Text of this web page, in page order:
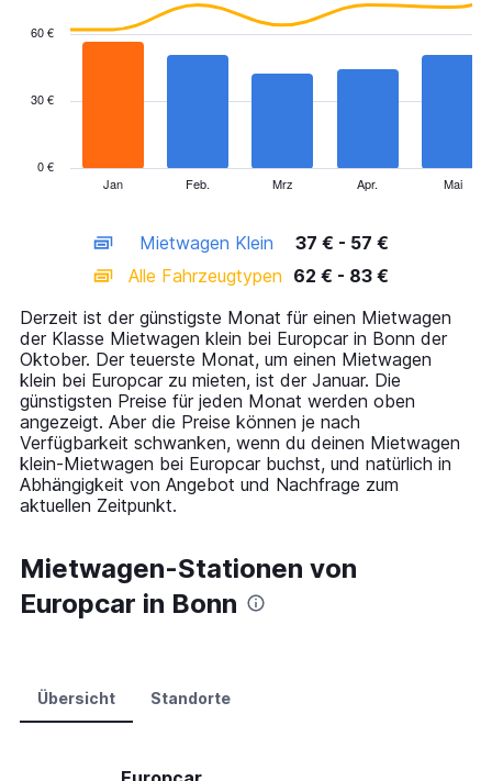
has
displaying
categories.
14
categories.
The
chart
has
1
Y
axis
displaying
values.
Range:
to
90.
Jan Feb. Mrz Apr. Mai
0 €
30 €
60 €
Mietwagen Klein
37 € - 57 €
Alle Fahrzeugtypen 62 € - 83 €
Derzeit ist der günstigste Monat für einen Mietwagen
der Klasse Mietwagen klein bei Europcar in Bonn der
Oktober. Der teuerste Monat, um einen Mietwagen
klein bei Europcar zu mieten, ist der Januar. Die
günstigsten Preise für jeden Monat werden oben
angezeigt. Aber die Preise können je nach
Verfügbarkeit schwanken, wenn du deinen Mietwagen
klein-Mietwagen bei Europcar buchst, und natürlich in
Abhängigkeit von Angebot und Nachfrage zum
aktuellen Zeitpunkt.
Mietwagen-Stationen von
Europcar in Bonn
Übersicht Standorte